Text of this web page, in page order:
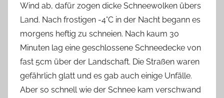
Wind ab, dafür zogen dicke Schneewolken übers
Land. Nach frostigen -4°C in der Nacht begann es
morgens heftig zu schneien. Nach kaum 30
Minuten lag eine geschlossene Schneedecke von
fast 5cm über der Landschaft. Die Straßen waren
gefährlich glatt und es gab auch einige Unfälle.
Aber so schnell wie der Schnee kam verschwand